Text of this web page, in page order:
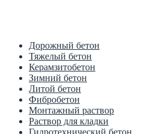
Дорожный бетон
Тяжелый бетон
Керамзитобетон
Зимний бетон
Литой бетон
Фибробетон
Монтажный раствор
Раствор для кладки
Гидротехнический бетон